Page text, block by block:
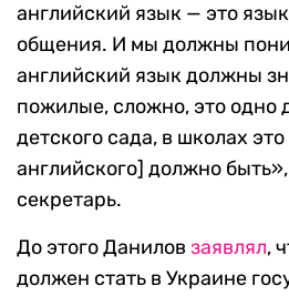
английский язык — это
общения. И мы должны
английский язык должны
пожилые, сложно, это одно
детского сада, в школах
английского] должно
секретарь.
До этого Данилов заявлял,
должен стать в Украине